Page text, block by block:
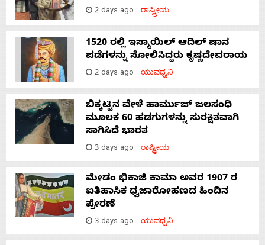
2 days ago ರಾಷ್ಟ್ರೀಯ
1520 ರಲ್ಲಿ ಇಸ್ಮಾಯಿಲ್ ಆದಿಲ್ ಷಾನ
ಪಡೆಗಳನ್ನು ಸೋಲಿಸಿದ್ದರು ಕೃಷ್ಣದೇವರಾಯ
2 days ago ಯುವಧ್ವನಿ
ಬಿಕ್ಕಟ್ಟಿನ ವೇಳೆ ಹಾರ್ಮುಜ್ ಜಲಸಂಧಿ
ಮೂಲಕ 60 ಹಡಗುಗಳನ್ನು ಸುರಕ್ಷಿತವಾಗಿ
ಸಾಗಿಸಿದೆ ಭಾರತ
3 days ago ರಾಷ್ಟ್ರೀಯ
ಮೇಡಂ ಭಿಕಾಜಿ ಕಾಮಾ ಅವರ 1907 ರ
ಐತಿಹಾಸಿಕ ಧ್ವಜಾರೋಹಣದ ಹಿಂದಿನ
ಪ್ರೇರಣೆ
3 days ago ಯುವಧ್ವನಿ